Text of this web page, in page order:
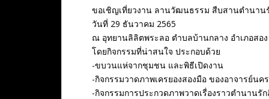
ขอเชิญเที่ยวงาน ลานวัฒนธรรม สืบสานตำนาน
วันที่ 29 ธันวาคม 2565
ณ อุทยานลิลิตพระลอ ตำบลบ้านกลาง อำเภอสอ
โดยกิจกรรมที่น่าสนใจ ประกอบด้วย
-ขบวนแห่จากชุมชน และพิธีเปิดงาน
-กิจกรรมวาดภาพเครยองสองมือ ของอาจารย์น
-กิจกรรมการประกวดภาพวาดเรื่องราวตำนานรั